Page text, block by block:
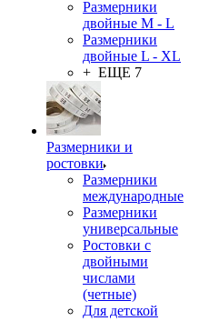
Размерники
двойные M - L
Размерники
двойные L - XL
+ ЕЩЕ 7
Размерники и
ростовки
Размерники
международные
Размерники
универсальные
Ростовки с
двойными
числами
(четные)
Для детской